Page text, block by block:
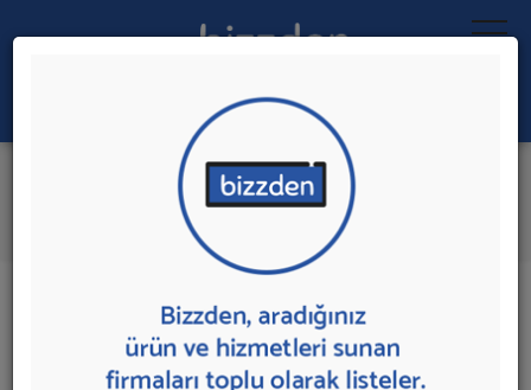
Ara:
Arama Motoru Optimizasyonu
İlk 3 Firmadan Teklif İste